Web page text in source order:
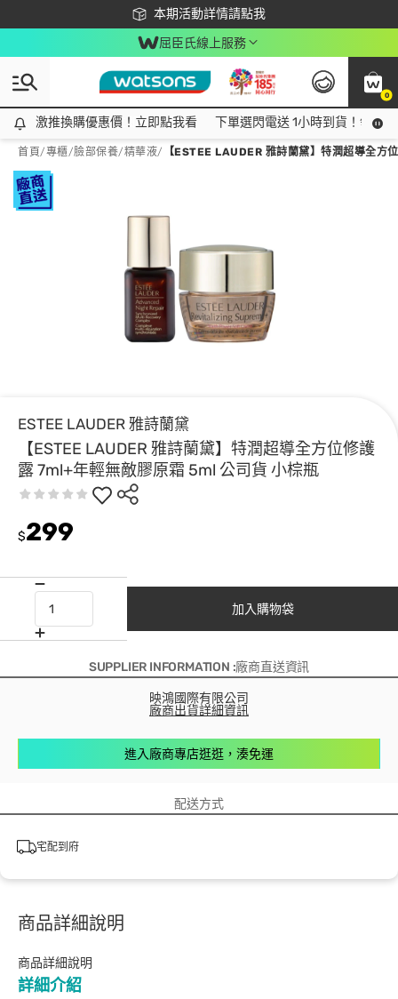
本期活動詳情請點我
下載app最高回饋$350
屈臣氏線上服務
0
激推換購優惠價！立即點我看
激推換購優惠價！立即點我看 下單選閃電送 1小時到貨！領神
首頁/專櫃/臉部保養/精華液/ 【ESTEE LAUDER 雅詩蘭黛】特潤超導全方
ESTEE LAUDER 雅詩蘭黛
【ESTEE LAUDER 雅詩蘭黛】特潤超導全方位修護
露 7ml+年輕無敵膠原霜 5ml 公司貨 小棕瓶
$299
加入購物袋
SUPPLIER INFORMATION :廠商直送資訊
映鴻國際有限公司
廠商出貨詳細資訊
進入廠商專店逛逛，湊免運
配送方式
宅配到府
商品詳細說明
商品詳細說明
詳細介紹